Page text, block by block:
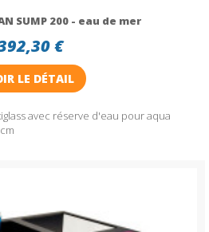
SUMP 200 - eau de mer
€
LE DÉTAIL
avec réserve d'eau pour aqua